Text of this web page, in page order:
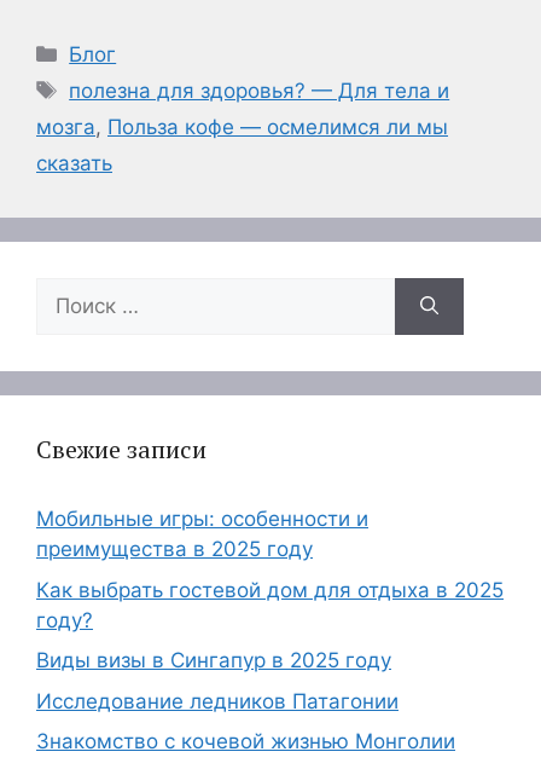
Рубрики
Блог
Метки
полезна для здоровья? — Для тела и
мозга, Польза кофе — осмелимся ли мы
сказать
Поиск:
Свежие записи
Мобильные игры: особенности и
преимущества в 2025 году
Как выбрать гостевой дом для отдыха в 2025
году?
Виды визы в Сингапур в 2025 году
Исследование ледников Патагонии
Знакомство с кочевой жизнью Монголии